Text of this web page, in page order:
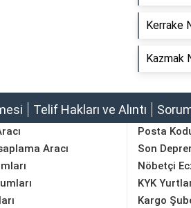
Kerrake
Kazmak
Telif Hakları ve Alıntı
Aracı
Posta
Son
Nöbetçi
KYK
Kargo